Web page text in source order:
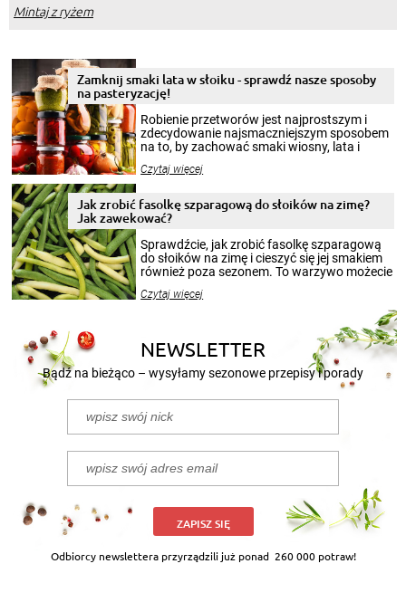
Mintaj z ryżem
Zamknij smaki lata w słoiku - sprawdź nasze sposoby
na pasteryzację!
Robienie przetworów jest najprostszym i
zdecydowanie najsmaczniejszym sposobem
na to, by zachować smaki wiosny, lata i
krajobrazów, by cieszyć nimi oko w sezonie
pełni poczuć atmosferę cieplejszych
miesięcy. Przygotowanie słoików ze
patenty, które pozwolą zachować świeżość
przetworów.
Czytaj więcej
Jak zrobić fasolkę szparagową do słoików na zimę?
Jak zawekować?
Sprawdźcie, jak zrobić fasolkę szparagową
do słoików na zimę i cieszyć się jej smakiem
również poza sezonem. To warzywo możecie
nasze propozycje!
Czytaj więcej
NEWSLETTER
Bądź na bieżąco – wysyłamy sezonowe przepisy i porady
ZAPISZ SIĘ
Odbiorcy newslettera przyrządzili już ponad 260 000 potraw!